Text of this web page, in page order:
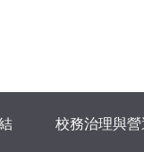
校務治理與營